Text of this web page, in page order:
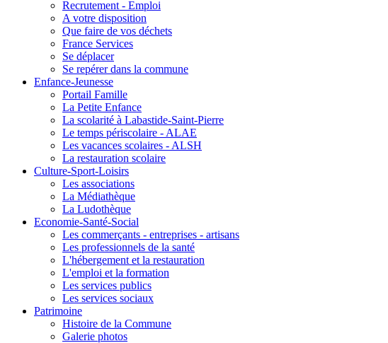
Recrutement - Emploi
A votre disposition
Que faire de vos déchets
France Services
Se déplacer
Se repérer dans la commune
Enfance-Jeunesse
Portail Famille
La Petite Enfance
La scolarité à Labastide-Saint-Pierre
Le temps périscolaire - ALAE
Les vacances scolaires - ALSH
La restauration scolaire
Culture-Sport-Loisirs
Les associations
La Médiathèque
La Ludothèque
Economie-Santé-Social
Les commerçants - entreprises - artisans
Les professionnels de la santé
L'hébergement et la restauration
L'emploi et la formation
Les services publics
Les services sociaux
Patrimoine
Histoire de la Commune
Galerie photos